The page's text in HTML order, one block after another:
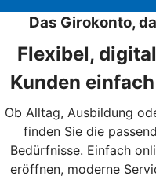
Das Girokonto,
Flexibel,
Kunden
Ob Alltag, Ausbildung
finden Sie die
Bedürfnisse. Einfach
eröffnen, moderne